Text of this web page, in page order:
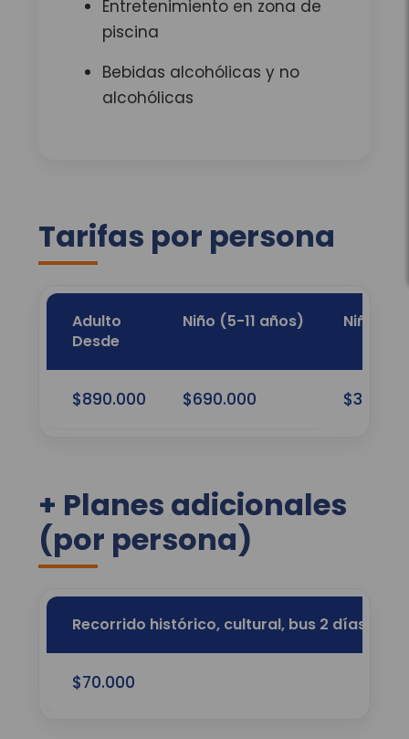
Entretenimiento en zona de
piscina
Bebidas alcohólicas y no
alcohólicas
Tarifas por persona
Adulto
Desde
Niño (5-11 años) Niño
$890.000 $690.000
+ Planes adicionales
(por persona)
Recorrido histórico, cultural, bus 2 días,
$70.000